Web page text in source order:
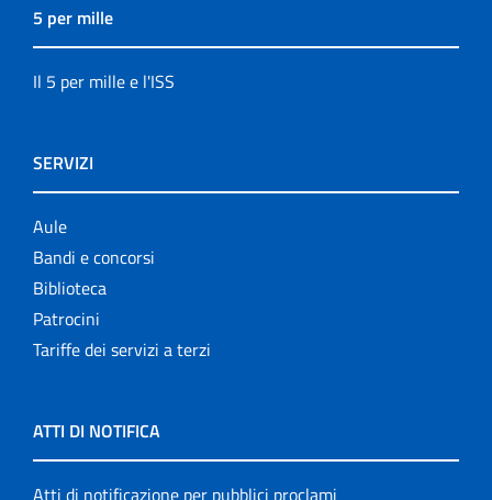
5 per mille
Il 5 per mille e l'ISS
SERVIZI
Aule
Bandi e concorsi
Biblioteca
Patrocini
Tariffe dei servizi a terzi
ATTI DI NOTIFICA
Atti di notificazione per pubblici proclami